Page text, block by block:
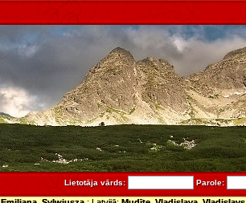
Lietotāja vārds: Parole: